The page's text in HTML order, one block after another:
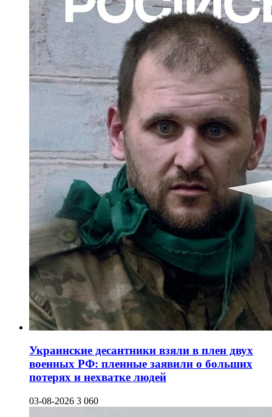
Украинские десантники взяли в плен двух
военных РФ: пленные заявили о больших
потерях и нехватке людей
03-08-2026 3 060